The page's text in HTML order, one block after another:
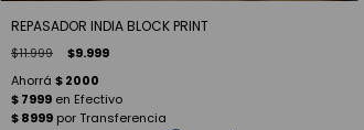
REPASADOR INDIA BLOCK PRINT
$11.999 $9.999